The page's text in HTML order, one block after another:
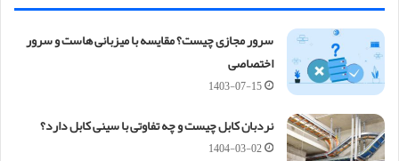
سرور مجازی چیست؟ مقایسه با میزبانی هاست و سرور
اختصاصی
1403-07-15
نردبان کابل چیست و چه تفاوتی با سینی کابل دارد؟
1404-03-02